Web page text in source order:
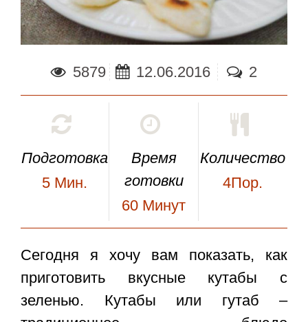
5879 12.06.2016 2
Подготовка
5 Мин.
Время
готовки
60 Минут
Количество
4Пор.
Сегодня я хочу вам показать, как
приготовить вкусные кутабы с
зеленью. Кутабы или гутаб –